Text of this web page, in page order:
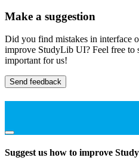
Make a suggestion
Did you find mistakes in interface
improve StudyLib UI? Feel free to
important for us!
Send feedback
Suggest us how to improve